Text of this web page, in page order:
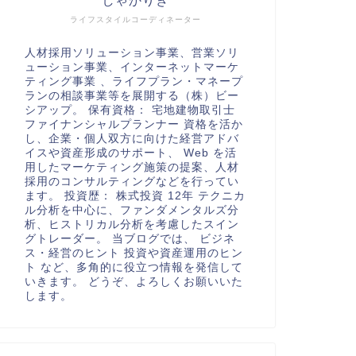
ライフスタイルコーディネーター
人材採用ソリューション事業、営業ソリ
ューション事業、インターネットマーケ
ティング事業 、ライフプラン・マネープ
ランの相談事業等を展開する（株）ビー
シアップ。 保有資格： 宅地建物取引士
ファイナンシャルプランナー 資格を活か
し、企業・個人双方に向けた経営アドバ
イスや資産形成のサポート、 Web を活
用したマーケティング施策の提案、人材
採用のコンサルティングなどを行ってい
ます。 投資歴： 株式投資 12年 テクニカ
ル分析を中心に、ファンダメンタルズ分
析、ヒストリカル分析を考慮したスイン
グトレーダー。 当ブログでは、 ビジネ
ス・経営のヒント 投資や資産運用のヒン
ト など、多角的に役立つ情報を発信して
いきます。 どうぞ、よろしくお願いいた
します。